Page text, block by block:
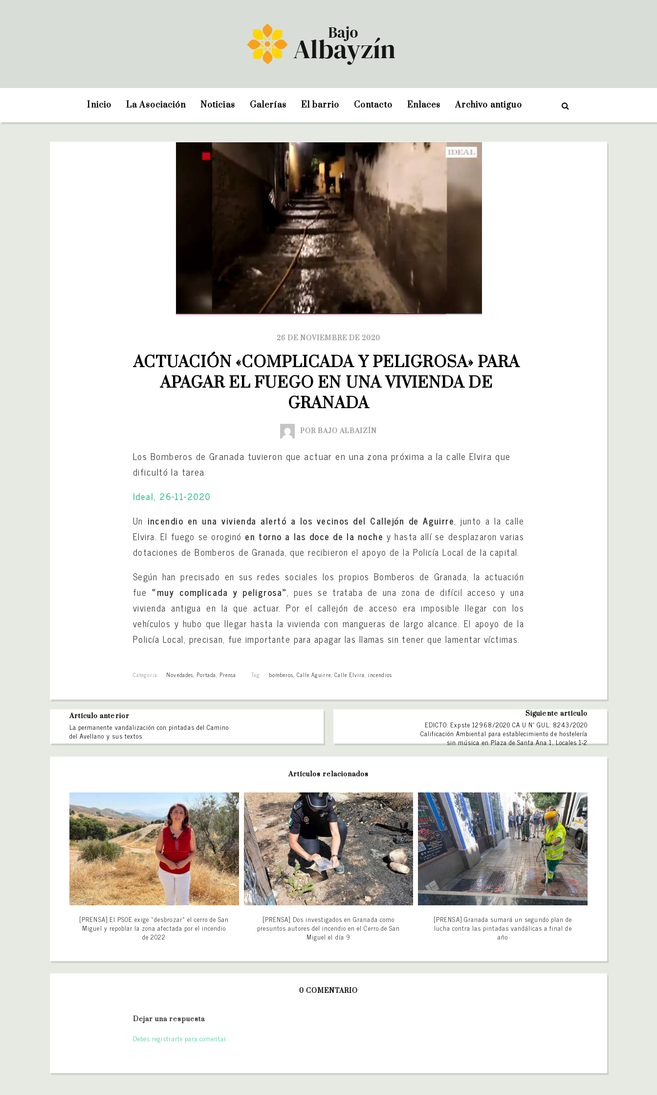
Inicio La Asociación Noticias Galerías El barrio Contacto Enlaces Archivo antiguo
26 DE NOVIEMBRE DE 2020
ACTUACIÓN «COMPLICADA Y PELIGROSA» PARA
APAGAR EL FUEGO EN UNA VIVIENDA DE
GRANADA
POR BAJO ALBAIZÍN
Los Bomberos de Granada tuvieron que actuar en una zona próxima a la calle Elvira que
dificultó la tarea
Ideal, 26-11-2020
Un incendio en una vivienda alertó a los vecinos del Callejón de Aguirre, junto a la calle
Elvira. El fuego se oroginó en torno a las doce de la noche y hasta allí se desplazaron varias
dotaciones de Bomberos de Granada, que recibieron el apoyo de la Policía Local de la capital.
Según han precisado en sus redes sociales los propios Bomberos de Granada, la actuación
fue «muy complicada y peligrosa», pues se trataba de una zona de difícil acceso y una
vivienda antigua en la que actuar. Por el callejón de acceso era imposible llegar con los
vehículos y hubo que llegar hasta la vivienda con mangueras de largo alcance. El apoyo de la
Policía Local, precisan, fue importante para apagar las llamas sin tener que lamentar víctimas.
Categoría: Novedades, Portada, Prensa Tag: bomberos,Calle Aguirre, Calle Elvira, incendios
Artículo anterior
La permanente vandalización con pintadas del Camino
del Avellano y sus textos
Siguiente artículo
EDICTO: Expste 12968/2020 CA U Nº GUL: 8243/2020
Calificación Ambiental para establecimiento de hostelería
sin música en Plaza de Santa Ana 1, Locales 1-2
Artículos relacionados
[PRENSA] El PSOE exige «desbrozar» el cerro de San
Miguel y repoblar la zona afectada por el incendio
de 2022
[PRENSA] Dos investigados en Granada como
presuntos autores del incendio en el Cerro de San
Miguel el día 9
[PRENSA] Granada sumará un segundo plan de
lucha contra las pintadas vandálicas a final de
año
0 COMENTARIO
Dejar una respuesta
Debes registrarte para comentar.